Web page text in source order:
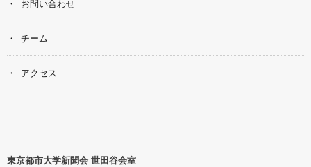
お問い合わせ
チーム
アクセス
東京都市大学新聞会 世田谷会室